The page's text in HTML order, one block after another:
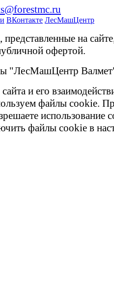
ВКонтакте ЛесМашЦентр
на
офертой.
"ЛесМашЦентр
и его
файлы cookie.
использование
файлы cookie в